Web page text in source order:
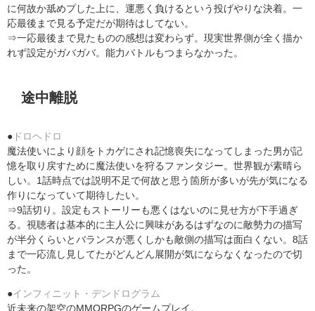
に何故か舐めプした上に、運悪く負けるという投げやりな決着。一
応最後まで見る予定だが期待はしてない。
⇒一応最後まで見たものの感想は変わらず。現実世界側が全く描か
れず設定がガバガバ。能力バトルもつまらなかった。
途中離脱
● ドロヘドロ
魔法使いにより顔をトカゲにされ記憶喪失になってしまった男が記
憶を取り戻すために魔法使いを狩るファンタジー。世界観が素晴ら
しい。1話時点では説明不足で何故と思う箇所が多いが先が気になる
作りになっていて期待したい。
⇒9話切り。設定もストーリーも悪くはないのに見せ方が下手過ぎ
る。視聴者は基本的に主人公に興味があるはずなのに敵勢力の描写
が半分くらいとバランスが悪くしかも敵側の描写は面白くない。8話
まで一応流し見してたがどんどん展開が気にならなくなったので切
った。
●インフィニット・デンドログラム
近未来の架空のMMORPGのゲームプレイ。